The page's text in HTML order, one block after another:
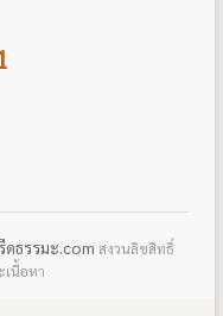
ดธรรมะ.comสงวนลิขสิทธิ์
นื้อหา